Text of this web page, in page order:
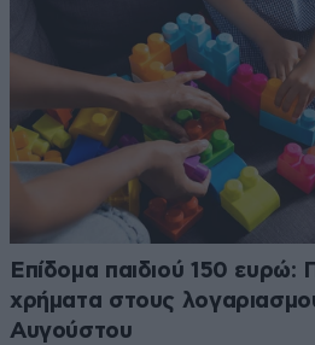
Επίδομα παιδιού 150 ευρώ:
χρήματα στους
Αυγούστου